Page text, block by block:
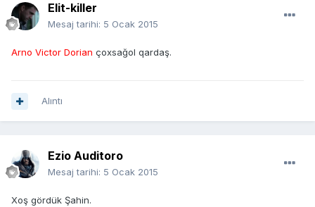
Elit-killer
Mesaj tarihi: 5 Ocak 2015
Arno Victor Dorian çoxsağol qardaş.
Alıntı
Ezio Auditoro
Mesaj tarihi: 5 Ocak 2015
Xoş gördük Şahin.